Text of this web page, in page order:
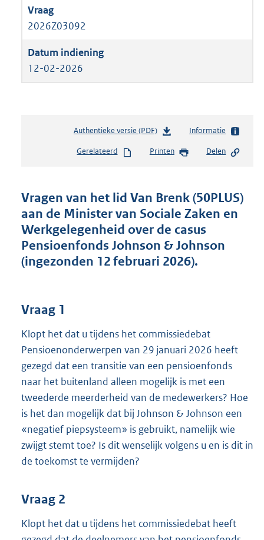
2026Z03092
12-02-2026
Authentieke versie (PDF)b
s
n
d
s
g
r
o
o
8
K
b
Informatie
Gerelateerd Printen Delen
Vragen van het lid Van Brenk (50PLUS)
aan de Minister van Sociale Zaken en
Werkgelegenheid over de casus
Pensioenfonds Johnson & Johnson
(ingezonden 12 februari 2026).
Vraag 1
Klopt het dat u tijdens het commissiedebat
Pensioenonderwerpen van 29 januari 2026 heeft
gezegd dat een transitie van een pensioenfonds
naar het buitenland alleen mogelijk is met een
tweederde meerderheid van de medewerkers? Hoe
is het dan mogelijk dat bij Johnson & Johnson een
«negatief piepsysteem» is gebruikt, namelijk wie
zwijgt stemt toe? Is dit wenselijk volgens u en is dit in
de toekomst te vermijden?
Vraag 2
Klopt het dat u tijdens het commissiedebat heeft